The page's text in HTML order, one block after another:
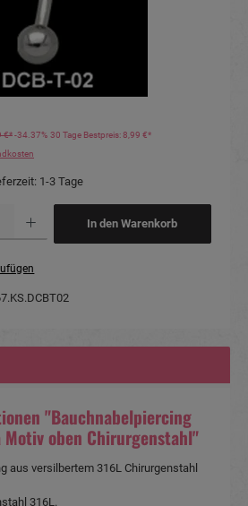
€*-34.37% 30 Tage Bestpreis: 8,99 €*
1-3 Tage
In den Warenkorb
"Bauchnabelpiercing
oben Chirurgenstahl"
aus versilbertem 316L Chirurgenstahl
316L.